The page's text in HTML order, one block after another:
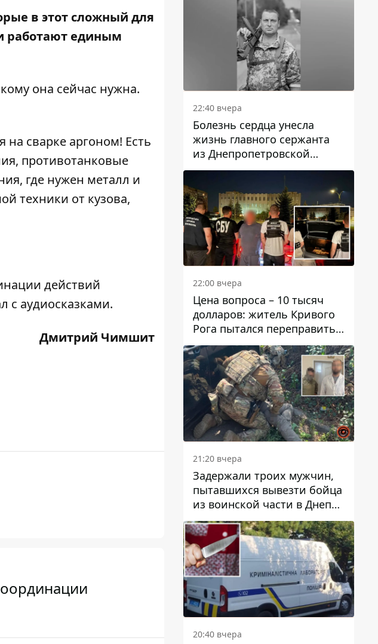
в этот сложный для
работают единым
она сейчас нужна.
сварке аргоном! Есть
противотанковые
где нужен металл и
техники от кузова,
действий
с аудиосказками.
Дмитрий Чимшит
22:40 вчера
Болезнь сердца унесла
жизнь главного сержанта
из Днепропетровской
области Юрия Свистуна
22:00 вчера
Цена вопроса – 10 тысяч
долларов: житель Кривого
Рога пытался переправить
мужчину в Словакию
21:20 вчера
Задержали троих мужчин,
пытавшихся вывезти бойца
из воинской части в Днепр
за 7 тысяч долларов: среди
них был врач
20:40 вчера